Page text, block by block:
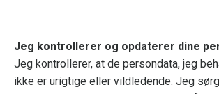
Jeg kontrollerer og opdaterer dine
Jeg kontrollerer, at de persondata, jeg
ikke er urigtige eller vildledende. Jeg